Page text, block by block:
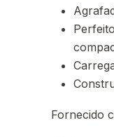
Fornecido